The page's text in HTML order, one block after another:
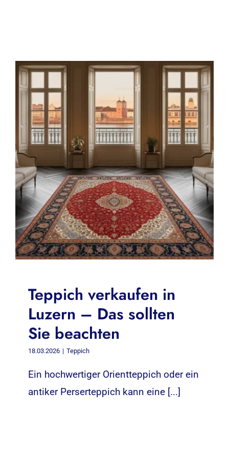
Teppich verkaufen in
Luzern – Das sollten
Sie beachten
18.03.2026 | Teppich
Ein hochwertiger Orientteppich oder ein
antiker Perserteppich kann eine [...]